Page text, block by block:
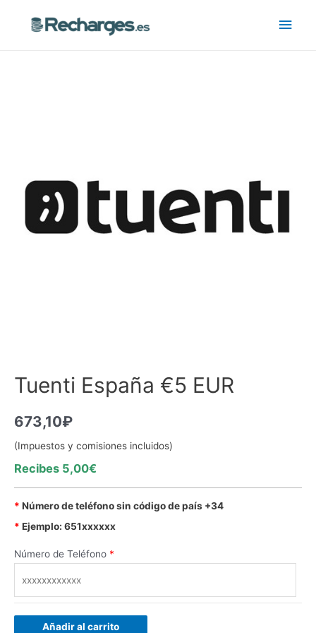
Tuenti España €5 EUR
673,10₽
(Impuestos y comisiones incluidos)
Recibes 5,00€
* Número de teléfono sin código de país +34
* Ejemplo: 651xxxxxx
Número de Teléfono *
Añadir al carrito